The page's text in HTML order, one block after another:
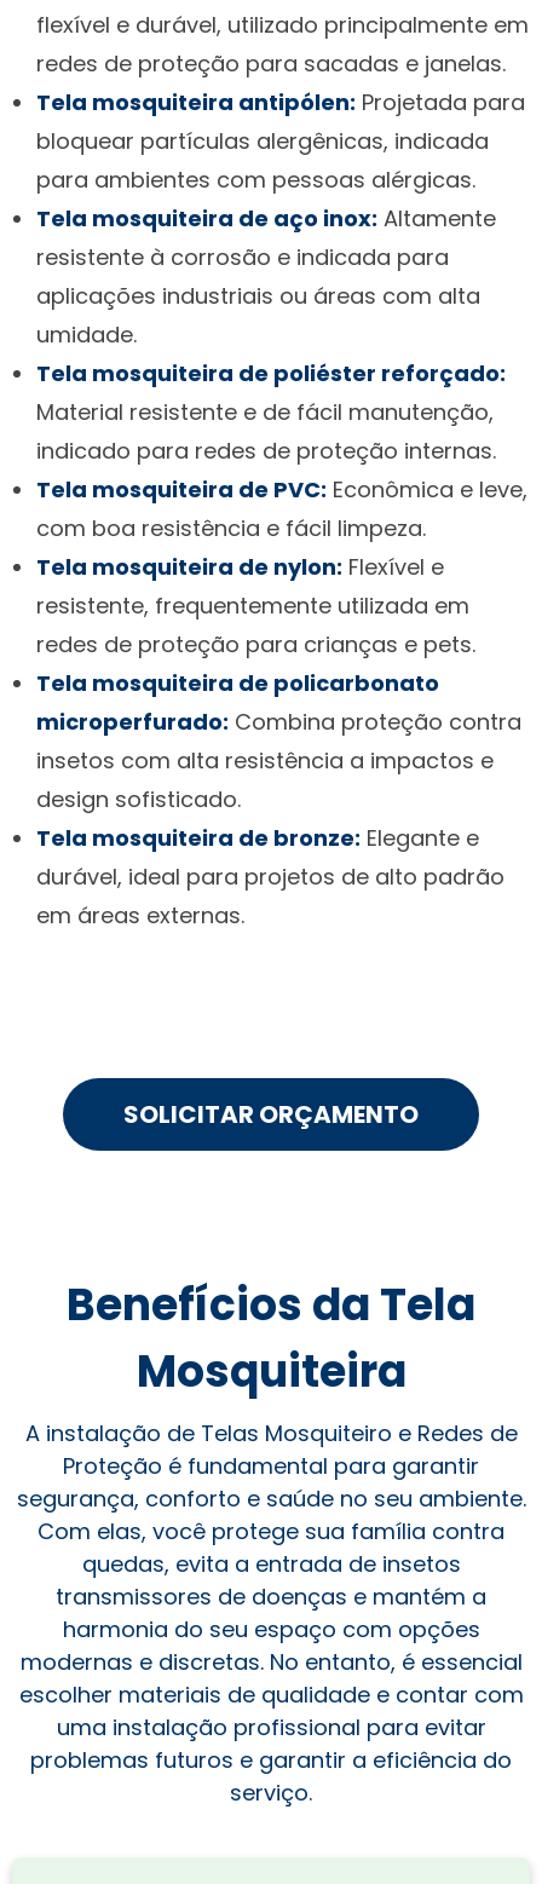
flexível e durável, utilizado principalmente em
redes de proteção para sacadas e janelas.
Tela mosquiteira antipólen: Projetada para
bloquear partículas alergênicas, indicada
para ambientes com pessoas alérgicas.
Tela mosquiteira de aço inox: Altamente
resistente à corrosão e indicada para
aplicações industriais ou áreas com alta
umidade.
Tela mosquiteira de poliéster reforçado:
Material resistente e de fácil manutenção,
indicado para redes de proteção internas.
Tela mosquiteira de PVC: Econômica e leve,
com boa resistência e fácil limpeza.
Tela mosquiteira de nylon: Flexível e
resistente, frequentemente utilizada em
redes de proteção para crianças e pets.
Tela mosquiteira de policarbonato
microperfurado: Combina proteção contra
insetos com alta resistência a impactos e
design sofisticado.
Tela mosquiteira de bronze: Elegante e
durável, ideal para projetos de alto padrão
em áreas externas.
SOLICITAR ORÇAMENTO
Benefícios da Tela
Mosquiteira
A instalação de Telas Mosquiteiro e Redes de
Proteção é fundamental para garantir
segurança, conforto e saúde no seu ambiente.
Com elas, você protege sua família contra
quedas, evita a entrada de insetos
transmissores de doenças e mantém a
harmonia do seu espaço com opções
modernas e discretas. No entanto, é essencial
escolher materiais de qualidade e contar com
uma instalação profissional para evitar
problemas futuros e garantir a eficiência do
serviço.